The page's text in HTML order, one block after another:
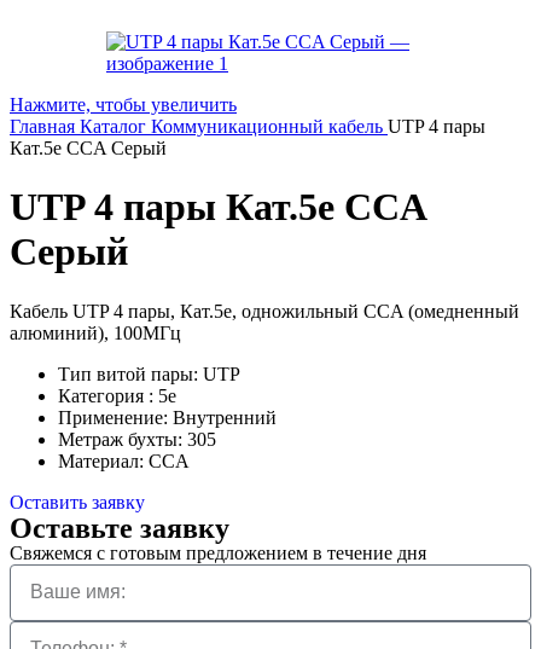
Нажмите, чтобы увеличить
Главная Каталог Коммуникационный кабель UTP 4 пары
Кат.5e CCA Серый
UTP 4 пары Кат.5e CCA
Серый
Кабель UTP 4 пары, Кат.5е, одножильный CCA (омедненный
алюминий), 100МГц
Тип витой пары: UTP
Категория : 5e
Применение: Внутренний
Метраж бухты: 305
Материал: CCA
Оставить заявку
Оставьте заявку
Свяжемся с готовым предложением в течение дня